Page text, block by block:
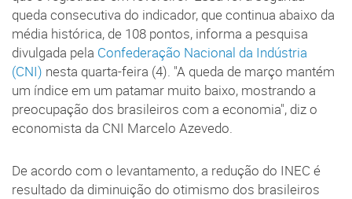
queda consecutiva do indicador, que continua abaixo da
média histórica, de 108 pontos, informa a pesquisa
divulgada pela Confederação Nacional da Indústria
(CNI) nesta quarta-feira (4). "A queda de março mantém
um índice em um patamar muito baixo, mostrando a
preocupação dos brasileiros com a economia", diz o
economista da CNI Marcelo Azevedo.
De acordo com o levantamento, a redução do INEC é
resultado da diminuição do otimismo dos brasileiros